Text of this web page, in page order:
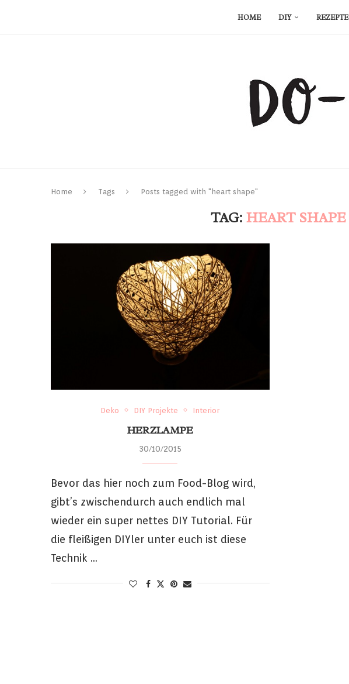
HOME DIY REZEPTE
Home Tags Posts tagged with "heart shape"
TAG: HEART SHAPE
Deko DIY Projekte Interior
HERZLAMPE
30/10/2015
Bevor das hier noch zum Food-Blog wird,
gibt’s zwischendurch auch endlich mal
wieder ein super nettes DIY Tutorial. Für
die fleißigen DIYler unter euch ist diese
Technik …